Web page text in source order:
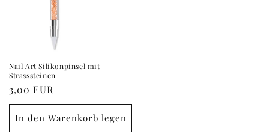
Nail Art Silikonpinsel mit
Strasssteinen
Normaler
Preis
3,00 EUR
In den Warenkorb legen